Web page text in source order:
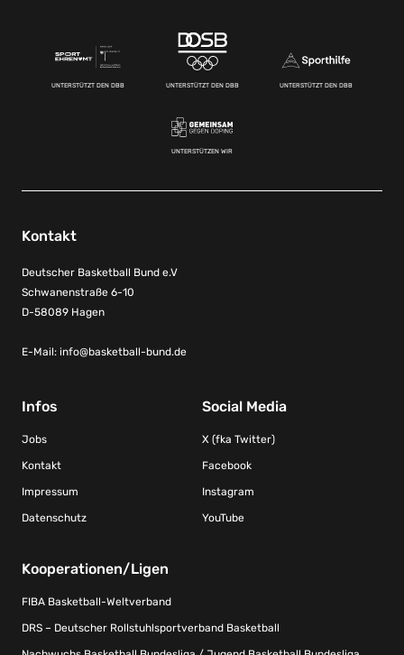
UNTERSTÜTZT DEN DBB UNTERSTÜTZT DEN DBB UNTERSTÜTZT DEN DBB
UNTERSTÜTZEN WIR
Kontakt
Deutscher Basketball Bund e.V
Schwanenstraße 6-10
D-58089 Hagen
E-Mail: info@basketball-bund.de
Infos
Jobs
Kontakt
Impressum
Datenschutz
Social Media
X (fka Twitter)
Facebook
Instagram
YouTube
Kooperationen/Ligen
FIBA Basketball-Weltverband
DRS – Deutscher Rollstuhlsportverband Basketball